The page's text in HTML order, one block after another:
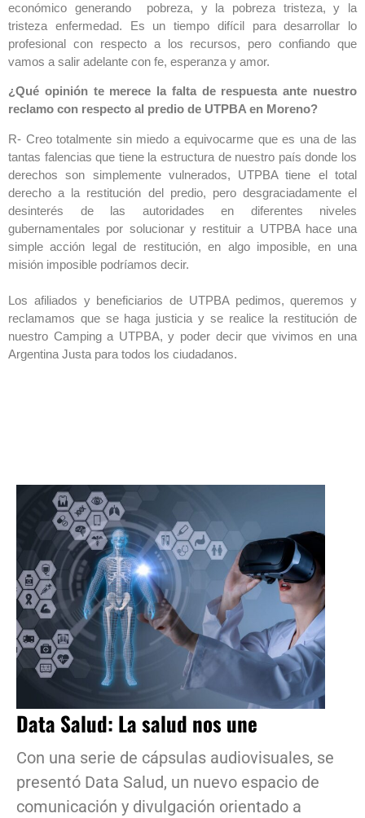
económico generando pobreza, y la pobreza tristeza, y la
tristeza enfermedad. Es un tiempo difícil para desarrollar lo
profesional con respecto a los recursos, pero confiando que
vamos a salir adelante con fe, esperanza y amor.
¿Qué opinión te merece la falta de respuesta ante nuestro
reclamo con respecto al predio de UTPBA en Moreno?
R- Creo totalmente sin miedo a equivocarme que es una de las
tantas falencias que tiene la estructura de nuestro país donde los
derechos son simplemente vulnerados, UTPBA tiene el total
derecho a la restitución del predio, pero desgraciadamente el
desinterés de las autoridades en diferentes niveles
gubernamentales por solucionar y restituir a UTPBA hace una
simple acción legal de restitución, en algo imposible, en una
misión imposible podríamos decir.
Los afiliados y beneficiarios de UTPBA pedimos, queremos y
reclamamos que se haga justicia y se realice la restitución de
nuestro Camping a UTPBA, y poder decir que vivimos en una
Argentina Justa para todos los ciudadanos.
Data Salud: La salud nos une
Con una serie de cápsulas audiovisuales, se
presentó Data Salud, un nuevo espacio de
comunicación y divulgación orientado a